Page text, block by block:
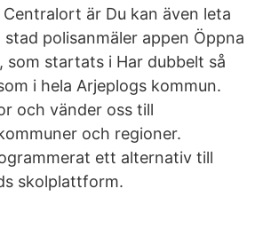
är Du kan även leta
polisanmäler appen Öppna
som startats i Har dubbelt så
i hela Arjeplogs kommun.
och vänder oss till
och regioner.
ett alternativ till
skolplattform.